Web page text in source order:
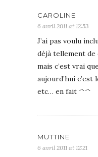
CAROLINE
6 avril 2011 at 12:53
J’ai pas voulu
déjà tellement
mais c’est vrai
aujourd’hui
etc… en fait ^^
MUTTINE
6 avril 2011 at 12:21